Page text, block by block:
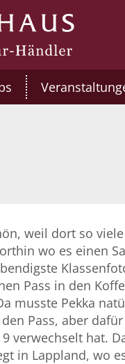
weil dort so
wo es einen
Pass in den
musste Pekka
den Pass, aber
verwechselt hat.
in Lappland, wo